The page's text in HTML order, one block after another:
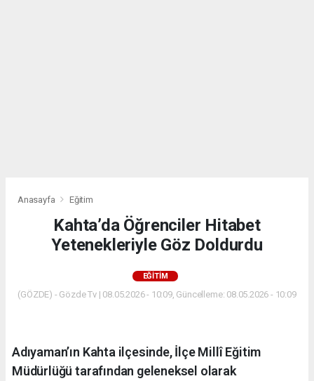
Anasayfa Eğitim
Kahta’da Öğrenciler Hitabet
Yetenekleriyle Göz Doldurdu
EĞITIM
(GÖZDE) - Gözde Tv | 08.05.2026 - 10:09, Güncelleme: 08.05.2026 - 10:09
Adıyaman’ın Kahta ilçesinde, İlçe Millî Eğitim
Müdürlüğü tarafından geleneksel olarak